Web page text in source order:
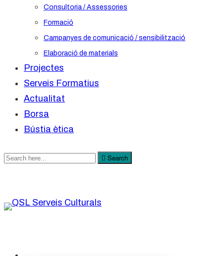
Consultoria / Assessories
Formació
Campanyes de comunicació / sensibilització
Elaboració de materials
Projectes
Serveis Formatius
Actualitat
Borsa
Bústia ètica
Search
Search